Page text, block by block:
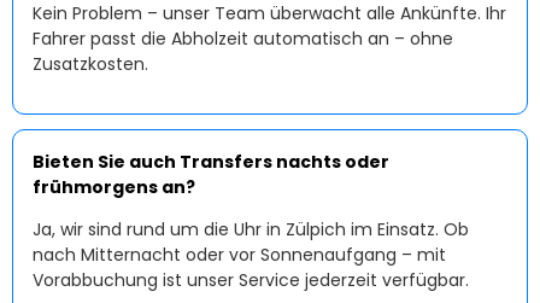
Kein Problem – unser Team überwacht alle Ankünfte. Ihr
Fahrer passt die Abholzeit automatisch an – ohne
Zusatzkosten.
Bieten Sie auch Transfers nachts oder
frühmorgens an?
Ja, wir sind rund um die Uhr in Zülpich im Einsatz. Ob
nach Mitternacht oder vor Sonnenaufgang – mit
Vorabbuchung ist unser Service jederzeit verfügbar.